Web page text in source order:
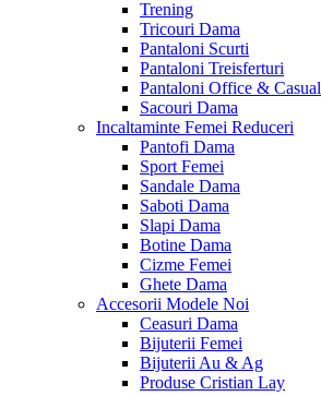
Trening
Tricouri Dama
Pantaloni Scurti
Pantaloni Treisferturi
Pantaloni Office & Casual
Sacouri Dama
Incaltaminte Femei Reduceri
Pantofi Dama
Sport Femei
Sandale Dama
Saboti Dama
Slapi Dama
Botine Dama
Cizme Femei
Ghete Dama
Accesorii Modele Noi
Ceasuri Dama
Bijuterii Femei
Bijuterii Au & Ag
Produse Cristian Lay